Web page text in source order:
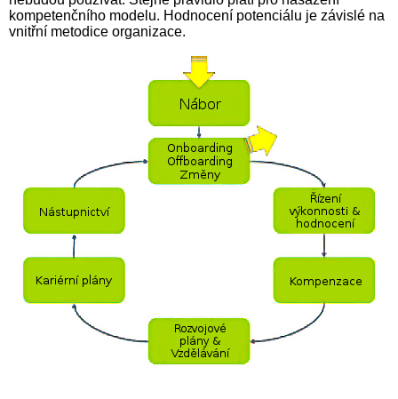
kompetenčního modelu. Hodnocení potenciálu je závislé na
vnitřní metodice organizace.